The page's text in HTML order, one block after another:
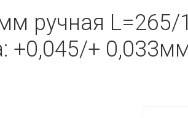
ручная
+0,045/+